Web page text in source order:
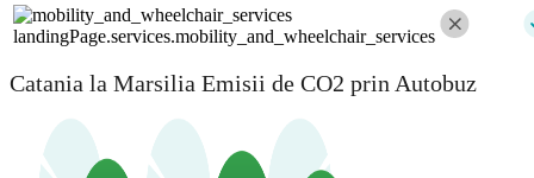
landingPage.services.mobility_and_wheelchair_services
Catania la Marsilia Emisii de CO2 prin Autobuz